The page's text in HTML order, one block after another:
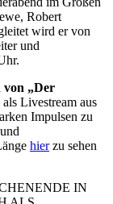
Robert
wird er von
und
von „Der
Livestream aus
Impulsen zu
hierzu sehen
IN